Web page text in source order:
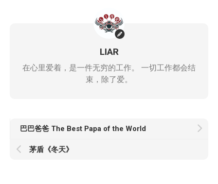
LIAR
在心里爱着，是一件无穷的工作。 一切工作都会结
束，除了爱。
巴巴爸爸 The Best Papa of the World
茅盾《冬天》